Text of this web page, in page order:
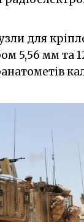
для
5,56 мм та